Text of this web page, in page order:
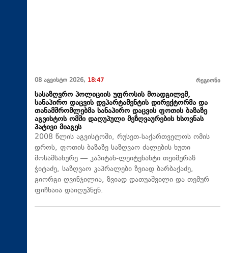
08 აგვისტო 2026, 18:47 რეგიონი
სასაზღვრო პოლიციის უფროსის მოადგილემ,
სანაპირო დაცვის დეპარტამენტის დირექტორმა და
თანამშრომლებმა სანაპირო დაცვის ფოთის ბაზაზე
აგვისტოს ომში დაღუპული მეზღვაურების ხსოვნას
პატივი მიაგეს
2008 წლის აგვისტოში, რუსეთ-საქართველოს ომის
დროს, ფოთის ბაზაზე საზღვაო ძალების ხუთი
მოსამსახურე — კაპიტან-ლეიტენანტი თეიმურაზ
ჭიტაძე, საზღვაო კაპრალები ზვიად ბარბაქაძე,
გიორგი ღვინჯილია, ზვიად დათუაშვილი და თემურ
ფიჩხაია დაიღუპნენ.